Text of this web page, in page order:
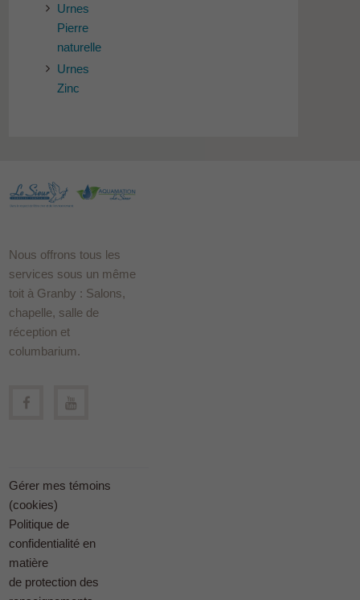
Urnes
Pierre
naturelle
Urnes
Zinc
Nous offrons tous les
services sous un même
toit à Granby : Salons,
chapelle, salle de
réception et
columbarium.
Gérer mes témoins
(cookies)
Politique de
confidentialité en
matière
de protection des